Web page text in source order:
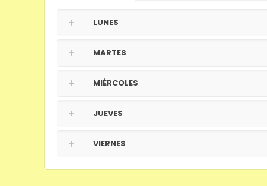
LUNES
MARTES
MIÉRCOLES
JUEVES
VIERNES